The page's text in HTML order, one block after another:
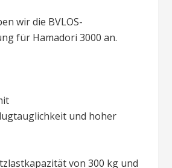
wir die BVLOS-
für Hamadori 3000 an.
und hoher
von 300 kg und